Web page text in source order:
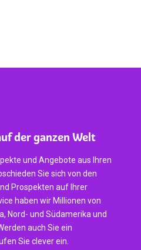
der ganzen Welt
und Angebote aus Ihren
Sie sich von den
Prospekten auf Ihrer
haben wir Millionen von
Nord- und Südamerika und
auch Sie ein
Sie clever ein.